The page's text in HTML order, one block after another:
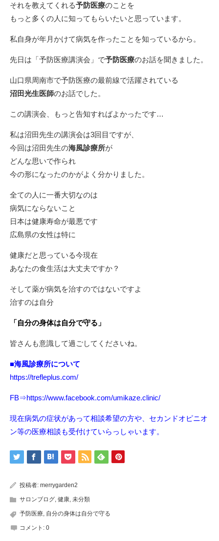
それを教えてくれる予防医療のことを
もっと多くの人に知ってもらいたいと思っています。
私自身が年月かけて病気を作ったことを知っているから。
先日は「予防医療講演会」で予防医療のお話を聞きました。
山口県周南市で予防医療の最前線で活躍されている
沼田光生医師のお話でした。
この講演会、もっと告知すればよかったです…
私は沼田先生の講演会は3回目ですが、
今回は沼田先生の海風診療所が
どんな思いで作られ
今の形になったのかがよく分かりました。
全ての人に一番大切なのは
病気にならないこと
日本は健康寿命が最悪です
広島県の女性は特に
健康だと思っている今現在
あなたの食生活は大丈夫ですか？
そして薬が病気を治すのではないですよ
治すのは自分
「自分の身体は自分で守る」
皆さんも意識して過ごしてくださいね。
■海風診療所について
https://trefleplus.com/
FB⇒https://www.facebook.com/umikaze.clinic/
現在病気の症状があって相談希望の方や、セカンドオピニオ
ン等の医療相談も受付けていらっしゃいます。
投稿者: merrygarden2
サロンブログ 健康 未分類
予防医療 自分の身体は自分で守る
コメント: 0